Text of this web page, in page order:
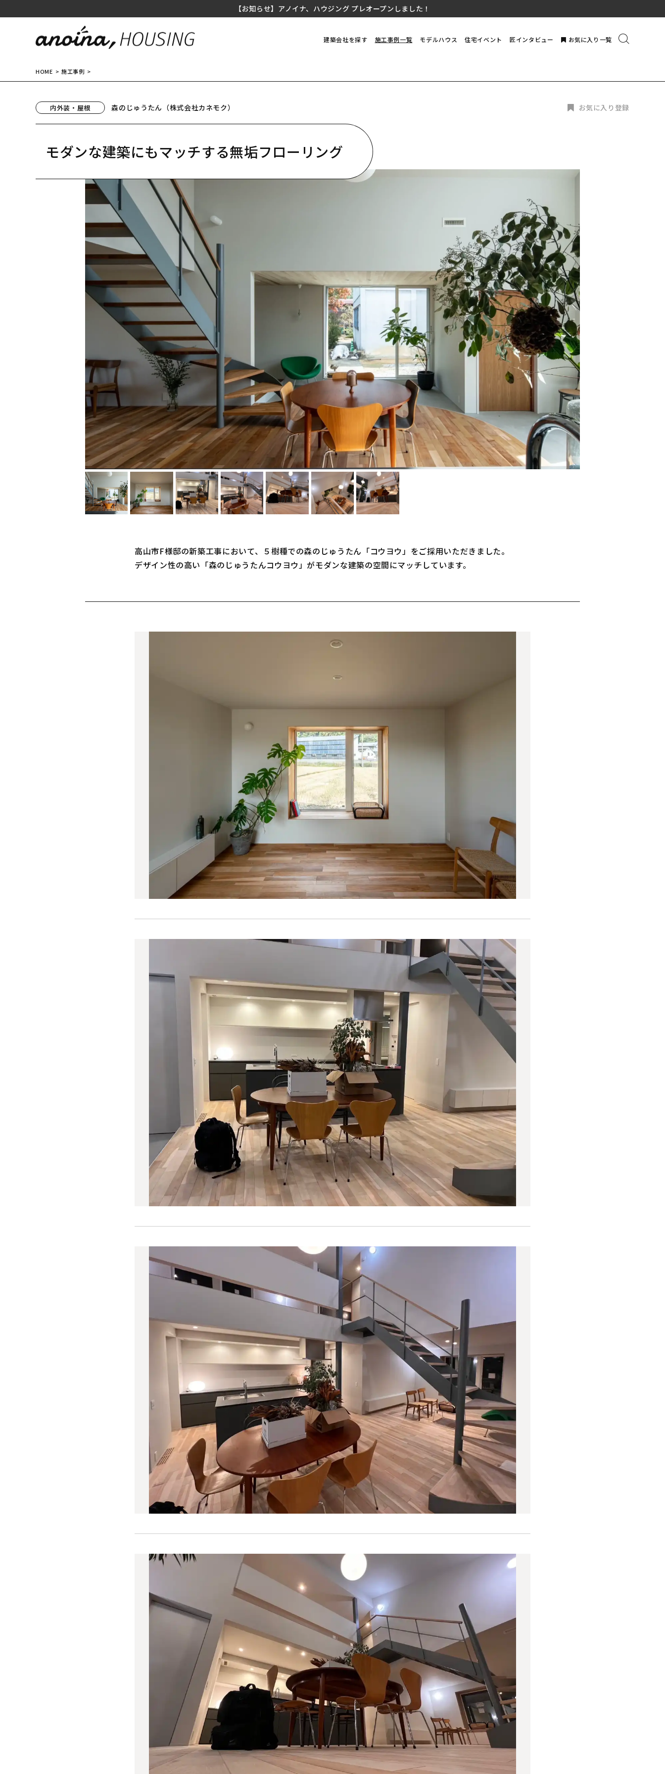
【お知らせ】アノイナ、ハウジング プレオープンしました！
建築会社を探す 施工事例一覧 モデルハウス 住宅イベント 匠インタビュー お気に入り一覧
HOME 施工事例
内外装・屋根 森のじゅうたん（株式会社カネモク）
モダンな建築にもマッチする無垢フローリング
お気に入り登録
高山市F様邸の新築工事において、５樹種での森のじゅうたん「コウヨウ」をご採用いただきました。
デザイン性の高い「森のじゅうたんコウヨウ」がモダンな建築の空間にマッチしています。